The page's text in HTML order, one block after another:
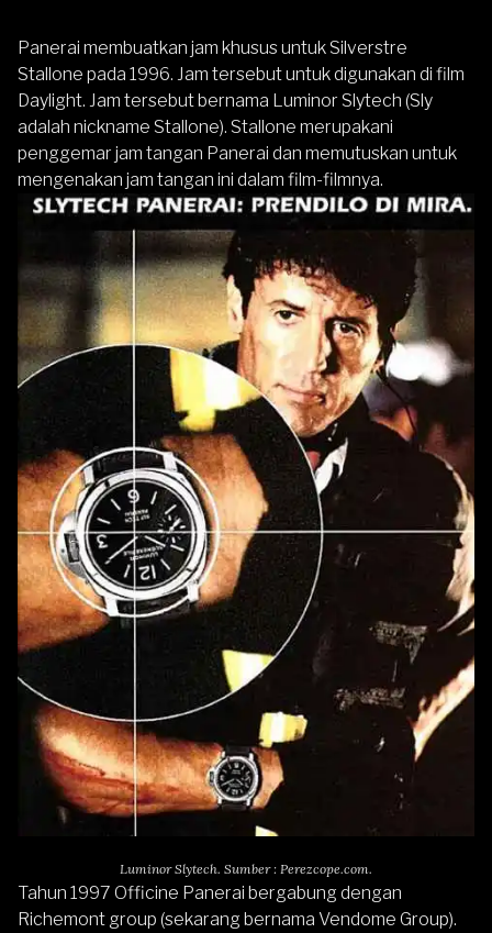
Panerai membuatkan jam khusus untuk Silverstre
Stallone pada 1996. Jam tersebut untuk digunakan di film
Daylight. Jam tersebut bernama Luminor Slytech (Sly
adalah nickname Stallone). Stallone merupakani
penggemar jam tangan Panerai dan memutuskan untuk
mengenakan jam tangan ini dalam film-filmnya.
Luminor Slytech. Sumber : Perezcope.com.
Tahun 1997 Officine Panerai bergabung dengan
Richemont group (sekarang bernama Vendome Group).